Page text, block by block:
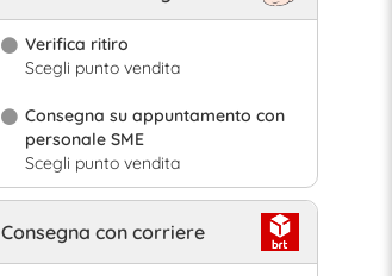
Verifica ritiro
Scegli punto vendita
Consegna su appuntamento con
personale SME
Scegli punto vendita
Consegna con corriere